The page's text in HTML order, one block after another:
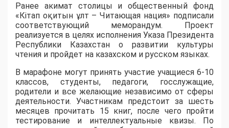
Ранее акимат столицы и общественный фонд
«Кітап оқитын ұлт – Читающая нация» подписали
соответствующий меморандум. Проект
реализуется в целях исполнения Указа Президента
Республики Казахстан о развитии культуры
чтения и пройдет на казахском и русском языках.
В марафоне могут принять участие учащиеся 6-10
классов, студенты, педагоги, госслужащие,
родители и все желающие независимо от сферы
деятельности. Участникам предстоит за шесть
месяцев прочитать 15 книг, после чего пройти
тестирование и интеллектуальные квизы. По